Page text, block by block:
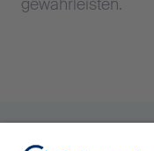
gewährleisten.